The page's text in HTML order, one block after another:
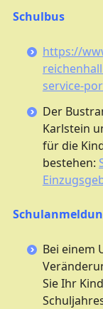
Schulbus
https://
service-
Der
Karlstein
für die
bestehen:
Bei einem
Sie Ihr